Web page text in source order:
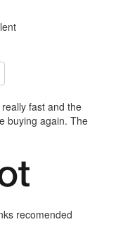
fast and the
buying again. The
recomended